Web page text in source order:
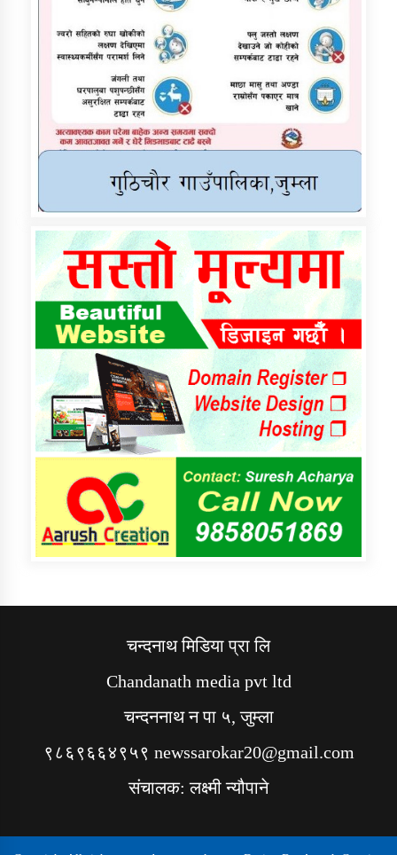
चन्दनाथ मिडिया प्रा लि
Chandanath media pvt ltd
चन्दननाथ न पा ५, जुम्ला
९८६९६६४९५९ newssarokar20@gmail.com
संचालक: लक्ष्मी न्यौपाने